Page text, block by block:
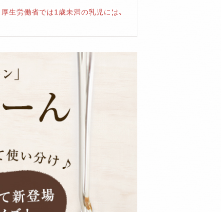
厚生労働省では1歳未満の乳児には、